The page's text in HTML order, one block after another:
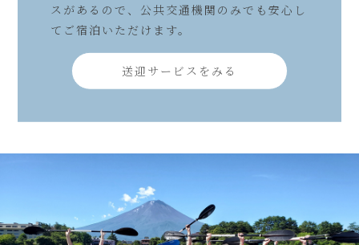
スがあるので、公共交通機関のみでも安心し
てご宿泊いただけます。
送迎サービスをみる